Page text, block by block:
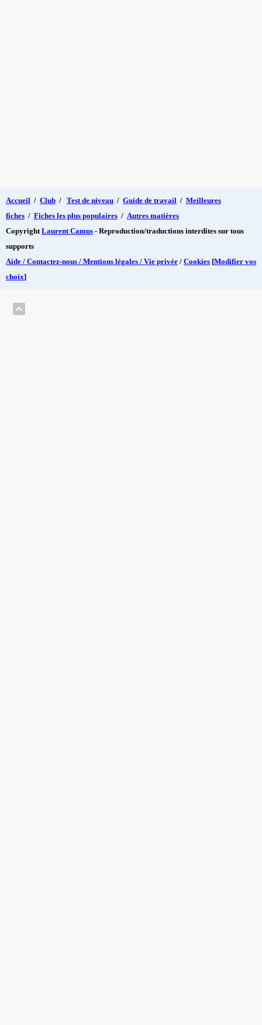
Accueil / Club / Test de niveau / Guide de travail / Meilleures
fiches / Fiches les plus populaires / Autres matières
Copyright Laurent Camus - Reproduction/traductions interdites sur tous
supports
Aide / Contactez-nous / Mentions légales / Vie privée / Cookies [Modifier vos
choix]